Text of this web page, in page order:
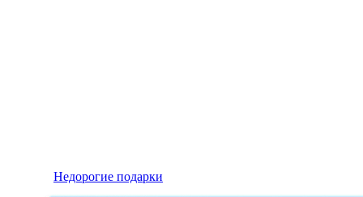
Недорогие подарки